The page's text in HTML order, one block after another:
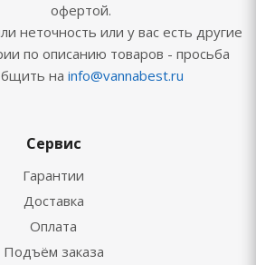
офертой.
неточность или у вас есть другие
по описанию товаров - просьба
на info@vannabest.ru
Сервис
Гарантии
Доставка
Оплата
Подъём заказа